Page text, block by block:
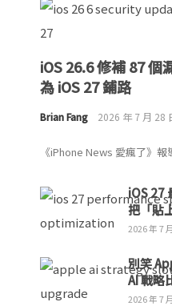
iOS 26.6 修補 87 個
為 iOS 27 鋪路
Brian Fang 2026 年 7 月 28
《iPhone News 愛瘋了》報
iOS 27
把「貼
2026 年 7
別笑
AI 戰略
2026 年 7